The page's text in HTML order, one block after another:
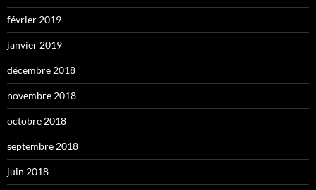
février 2019
janvier 2019
décembre 2018
novembre 2018
octobre 2018
septembre 2018
juin 2018